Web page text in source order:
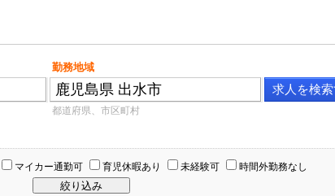
勤務地域
都道府県、市区町村
マイカー通勤可 育児休暇あり 未経験可 時間外勤務なし